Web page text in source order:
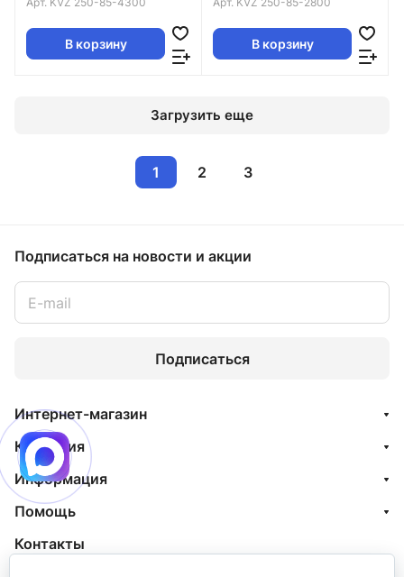
В корзину В корзину
Загрузить еще
1 2 3
Подписаться на новости и акции
Подписаться
Интернет-магазин
Компания
Информация
Помощь
Контакты